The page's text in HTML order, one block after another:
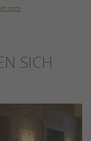
SICH